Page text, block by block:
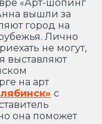
«Арт-шопинг
вышли за
город на
Лично
не могут,
выставляют
на арт
с
она поможет